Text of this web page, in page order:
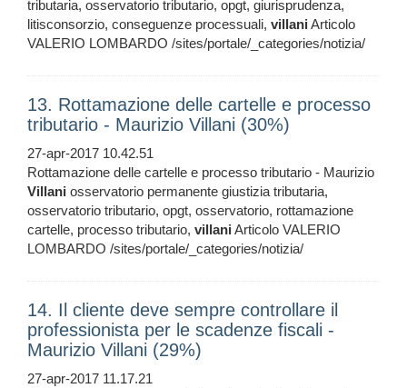
tributaria, osservatorio tributario, opgt, giurisprudenza,
litisconsorzio, conseguenze processuali, villani Articolo
VALERIO LOMBARDO /sites/portale/_categories/notizia/
13. Rottamazione delle cartelle e processo
tributario - Maurizio Villani (30%)
27-apr-2017 10.42.51
Rottamazione delle cartelle e processo tributario - Maurizio
Villani osservatorio permanente giustizia tributaria,
osservatorio tributario, opgt, osservatorio, rottamazione
cartelle, processo tributario, villani Articolo VALERIO
LOMBARDO /sites/portale/_categories/notizia/
14. Il cliente deve sempre controllare il
professionista per le scadenze fiscali -
Maurizio Villani (29%)
27-apr-2017 11.17.21